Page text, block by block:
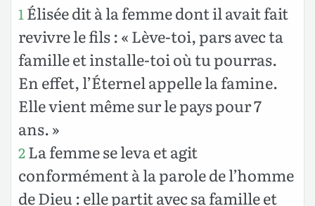
1 Élisée dit à la femme dont il avait fait
revivre le fils : « Lève-toi, pars avec ta
famille et installe-toi où tu pourras.
En effet, l’Éternel appelle la famine.
Elle vient même sur le pays pour 7
ans. »
2La femme se leva et agit
conformément à la parole de l’homme
de Dieu : elle partit avec sa famille et